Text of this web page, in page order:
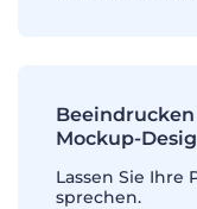
Mockup-
Lassen Sie
sprechen.